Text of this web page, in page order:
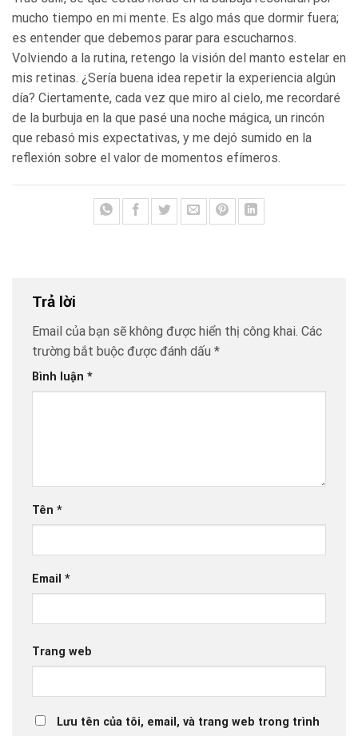
mucho tiempo en mi mente. Es algo más que dormir fuera;
es entender que debemos parar para escucharnos.
Volviendo a la rutina, retengo la visión del manto estelar en
mis retinas. ¿Sería buena idea repetir la experiencia algún
día? Ciertamente, cada vez que miro al cielo, me recordaré
de la burbuja en la que pasé una noche mágica, un rincón
que rebasó mis expectativas, y me dejó sumido en la
reflexión sobre el valor de momentos efímeros.
Trả lời
Email của bạn sẽ không được hiển thị công khai. Các
trường bắt buộc được đánh dấu *
Bình luận *
Tên *
Email *
Trang web
Lưu tên của tôi, email, và trang web trong trình